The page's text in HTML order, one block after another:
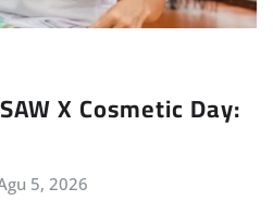
X Cosmetic Day:
5, 2026